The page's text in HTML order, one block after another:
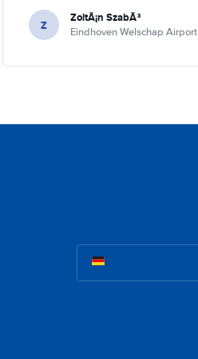
Z ZoltÃ¡n SzabÃ³
Eindhoven Welschap Airport